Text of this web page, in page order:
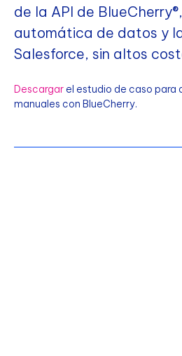
de la API de
automática de datos y
Salesforce, sin altos
Descargar el estudio de caso para
manuales con BlueCherry.